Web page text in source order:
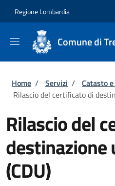
Regione Lombardia
Comune di
Briciole di pane
Home / Servizi / Catasto
Rilascio del certificato di
Rilascio del
(CDU)